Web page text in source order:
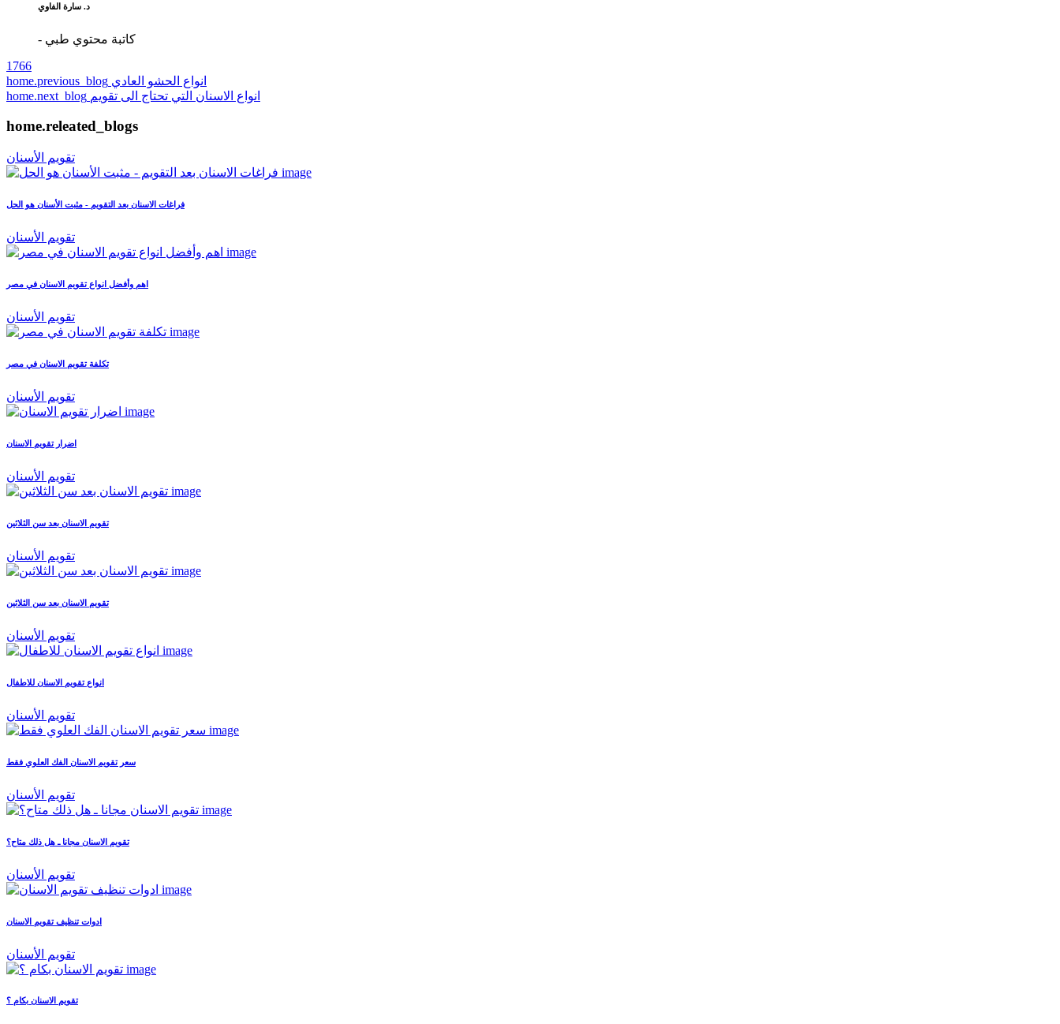
د. سارة الفاوي
- كاتبة محتوي طبي
1766
home.previous_blog انواع الحشو العادي
home.next_blog انواع الاسنان التي تحتاج الى تقويم
home.releated_blogs
تقويم الأسنان
فراغات الاسنان بعد التقويم - مثبت الأسنان هو الحل
تقويم الأسنان
اهم وأفضل انواع تقويم الاسنان في مصر
تقويم الأسنان
تكلفة تقويم الاسنان في مصر
تقويم الأسنان
اضرار تقويم الاسنان
تقويم الأسنان
تقويم الاسنان بعد سن الثلاثين
تقويم الأسنان
تقويم الاسنان بعد سن الثلاثين
تقويم الأسنان
انواع تقويم الاسنان للاطفال
تقويم الأسنان
سعر تقويم الاسنان الفك العلوي فقط
تقويم الأسنان
تقويم الاسنان مجانا ـ هل ذلك متاح؟
تقويم الأسنان
ادوات تنظيف تقويم الاسنان
تقويم الأسنان
تقويم الاسنان بكام ؟